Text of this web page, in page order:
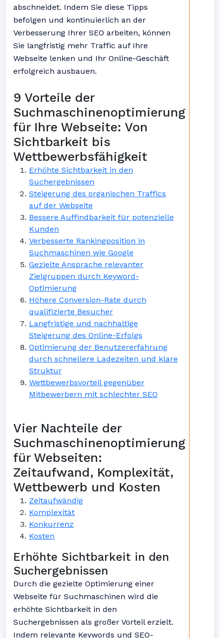
abschneidet. Indem Sie diese Tipps
befolgen und kontinuierlich an der
Verbesserung Ihrer SEO arbeiten, können
Sie langfristig mehr Traffic auf Ihre
Webseite lenken und Ihr Online-Geschäft
erfolgreich ausbauen.
9 Vorteile der
Suchmaschinenoptimierung
für Ihre Webseite: Von
Sichtbarkeit bis
Wettbewerbsfähigkeit
Erhöhte Sichtbarkeit in den
Suchergebnissen
Steigerung des organischen Traffics
auf der Webseite
Bessere Auffindbarkeit für potenzielle
Kunden
Verbesserte Rankingposition in
Suchmaschinen wie Google
Gezielte Ansprache relevanter
Zielgruppen durch Keyword-
Optimierung
Höhere Conversion-Rate durch
qualifizierte Besucher
Langfristige und nachhaltige
Steigerung des Online-Erfolgs
Optimierung der Benutzererfahrung
durch schnellere Ladezeiten und klare
Struktur
Wettbewerbsvorteil gegenüber
Mitbewerbern mit schlechter SEO
Vier Nachteile der
Suchmaschinenoptimierung
für Webseiten:
Zeitaufwand, Komplexität,
Wettbewerb und Kosten
Zeitaufwändig
Komplexität
Konkurrenz
Kosten
Erhöhte Sichtbarkeit in den
Suchergebnissen
Durch die gezielte Optimierung einer
Webseite für Suchmaschinen wird die
erhöhte Sichtbarkeit in den
Suchergebnissen als großer Vorteil erzielt.
Indem relevante Keywords und SEO-